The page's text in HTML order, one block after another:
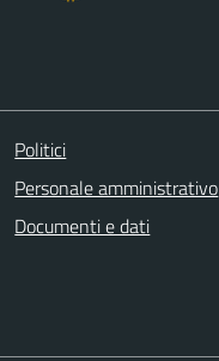
Politici
Personale amministrativo
Documenti e dati